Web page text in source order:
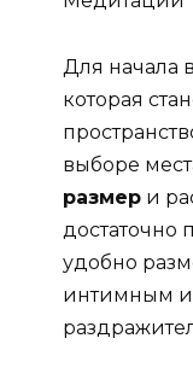
Для начала
которая
выборе
размер и
достаточно
удобно
интимным